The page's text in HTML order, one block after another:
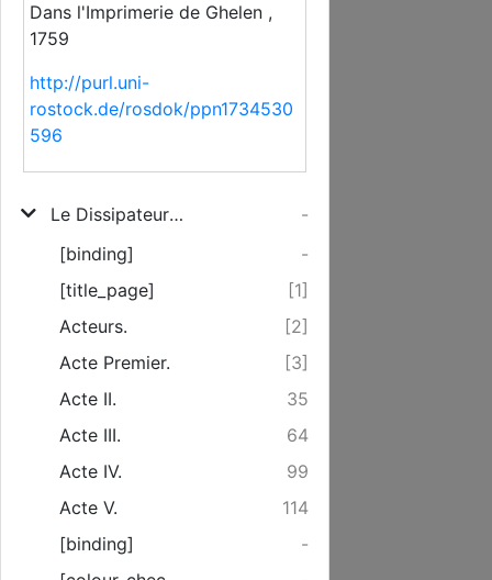
Dans l'Imprimerie de Ghelen ,
1759
http://purl.uni-
rostock.de/rosdok/ppn1734530
596
Le Dissipateur Ou L'Honneste-Friponne
-
[binding]
-
[title_page]
[1]
Acteurs.
[2]
Acte Premier.
[3]
Acte II.
35
Acte III.
64
Acte IV.
99
Acte V.
114
[binding]
-